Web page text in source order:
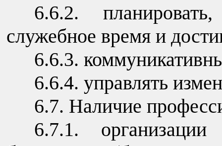
6.6.2.
служебное время и
6.6.3.
6.6.4. управлять
6.7. Наличие
6.7.1.